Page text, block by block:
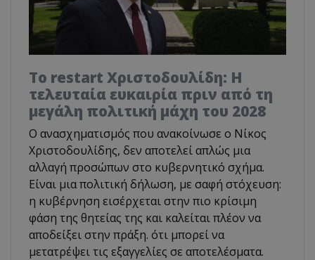
Το restart Χριστοδουλίδη: Η
τελευταία ευκαιρία πριν από τη
μεγάλη πολιτική μάχη του 2028
Ο ανασχηματισμός που ανακοίνωσε ο Νίκος
Χριστοδουλίδης, δεν αποτελεί απλώς μια
αλλαγή προσώπων στο κυβερνητικό σχήμα.
Είναι μια πολιτική δήλωση, με σαφή στόχευση:
η κυβέρνηση εισέρχεται στην πιο κρίσιμη
φάση της θητείας της και καλείται πλέον να
αποδείξει στην πράξη. ότι μπορεί να
μετατρέψει τις εξαγγελίες σε αποτελέσματα.